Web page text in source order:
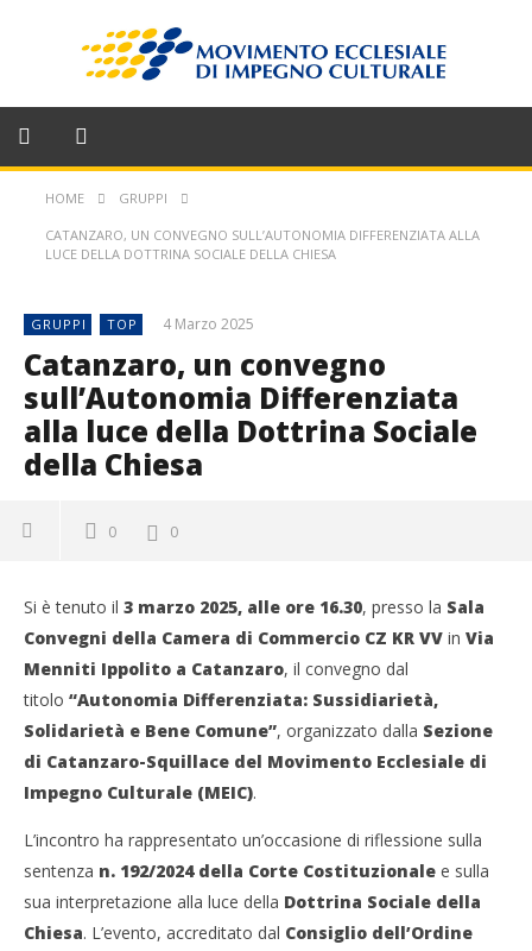
HOME GRUPPI
CATANZARO, UN CONVEGNO SULL’AUTONOMIA DIFFERENZIATA ALLA
LUCE DELLA DOTTRINA SOCIALE DELLA CHIESA
GRUPPI TOP 4 Marzo 2025
Catanzaro, un convegno
sull’Autonomia Differenziata
alla luce della Dottrina Sociale
della Chiesa
0 0
Si è tenuto il 3 marzo 2025, alle ore 16.30, presso la Sala
Convegni della Camera di Commercio CZ KR VV in Via
Menniti Ippolito a Catanzaro, il convegno dal
titolo “Autonomia Differenziata: Sussidiarietà,
Solidarietà e Bene Comune”, organizzato dalla Sezione
di Catanzaro-Squillace del Movimento Ecclesiale di
Impegno Culturale (MEIC).
L’incontro ha rappresentato un’occasione di riflessione sulla
sentenza n. 192/2024 della Corte Costituzionale e sulla
sua interpretazione alla luce della Dottrina Sociale della
Chiesa. L’evento, accreditato dal Consiglio dell’Ordine